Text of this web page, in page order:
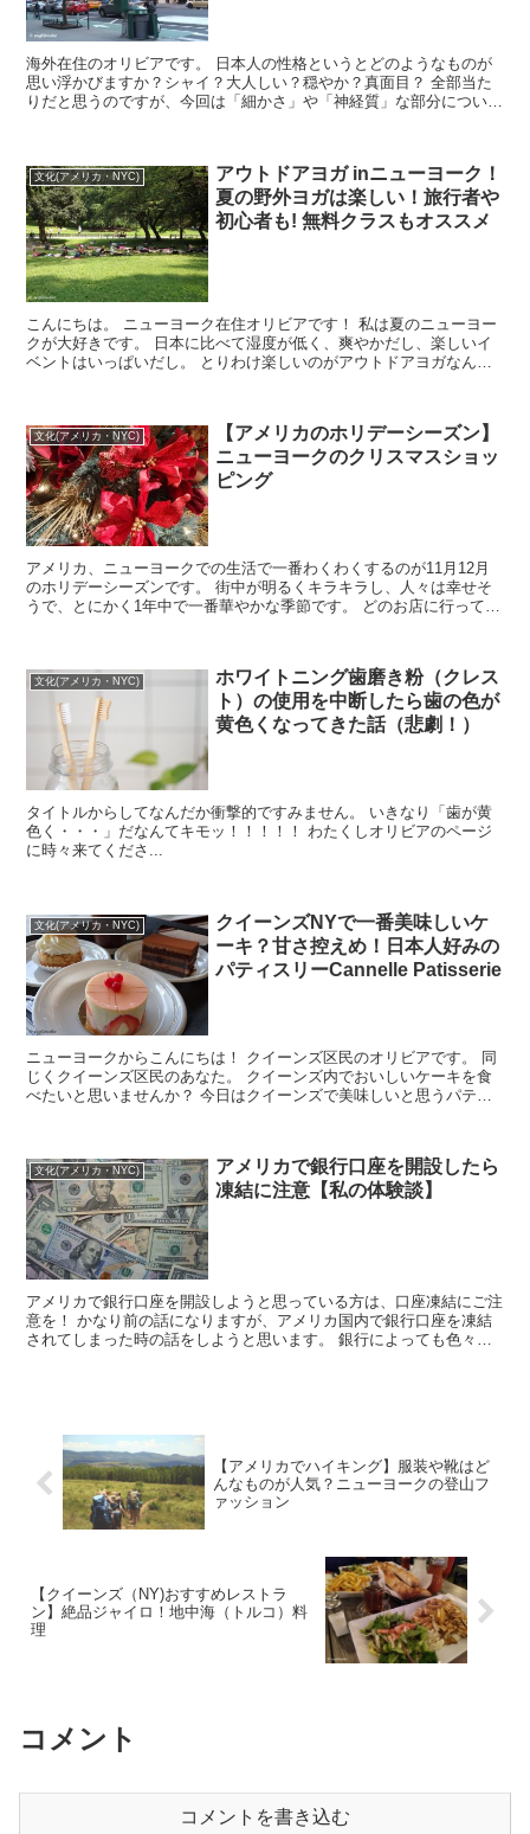
海外在住のオリビアです。 日本人の性格というとどのようなものが
思い浮かびますか？シャイ？大人しい？穏やか？真面目？ 全部当た
りだと思うのですが、今回は「細かさ」や「神経質」な部分について
文化(アメリカ・NYC)
アウトドアヨガ inニューヨーク！
夏の野外ヨガは楽しい！旅行者や
初心者も! 無料クラスもオススメ
こんにちは。 ニューヨーク在住オリビアです！ 私は夏のニューヨー
クが大好きです。 日本に比べて湿度が低く、爽やかだし、楽しいイ
ベントはいっぱいだし。 とりわけ楽しいのがアウトドアヨガなんで
文化(アメリカ・NYC)
【アメリカのホリデーシーズン】
ニューヨークのクリスマスショッ
ピング
アメリカ、ニューヨークでの生活で一番わくわくするのが11月12月
のホリデーシーズンです。 街中が明るくキラキラし、人々は幸せそ
うで、とにかく1年中で一番華やかな季節です。 どのお店に行っても
文化(アメリカ・NYC)
ホワイトニング歯磨き粉（クレス
ト）の使用を中断したら歯の色が
黄色くなってきた話（悲劇！）
タイトルからしてなんだか衝撃的ですみません。 いきなり「歯が黄
色く・・・」だなんてキモッ！！！！！ わたくしオリビアのページ
に時々来てくださ...
文化(アメリカ・NYC)
クイーンズNYで一番美味しいケ
ーキ？甘さ控えめ！日本人好みの
パティスリーCannelle Patisserie
ニューヨークからこんにちは！ クイーンズ区民のオリビアです。 同
じくクイーンズ区民のあなた。 クイーンズ内でおいしいケーキを食
べたいと思いませんか？ 今日はクイーンズで美味しいと思うパティ
文化(アメリカ・NYC)
アメリカで銀行口座を開設したら
凍結に注意【私の体験談】
アメリカで銀行口座を開設しようと思っている方は、口座凍結にご注
意を！ かなり前の話になりますが、アメリカ国内で銀行口座を凍結
されてしまった時の話をしようと思います。 銀行によっても色々違
【アメリカでハイキング】服装や靴はど
んなものが人気？ニューヨークの登山フ
ァッション
【クイーンズ（NY)おすすめレストラ
ン】絶品ジャイロ！地中海（トルコ）料
理
コメント
コメントを書き込む